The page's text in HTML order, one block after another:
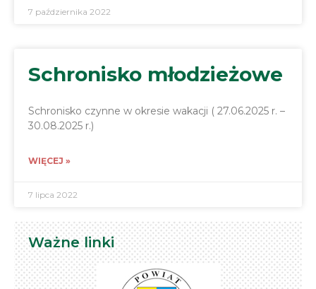
7 października 2022
Schronisko młodzieżowe
Schronisko czynne w okresie wakacji ( 27.06.2025 r. –
30.08.2025 r.)
WIĘCEJ »
7 lipca 2022
Ważne linki